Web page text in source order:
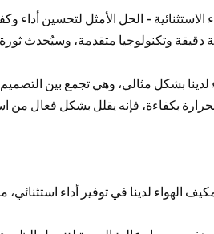
- الحل الأمثل لتحسين أداء
بشكل مثالي، وهي تجمع بين
بكفاءة، فإنه يقلل بشكل فعال من